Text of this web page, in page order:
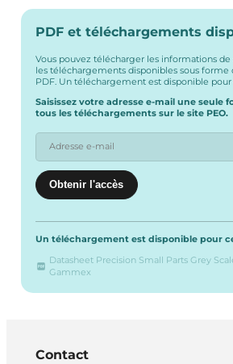
PDF et téléchargements
Vous pouvez télécharger les informations
les téléchargements disponibles sous forme
PDF. Un téléchargement est disponible
Saisissez votre adresse e-mail une seule
tous les téléchargements sur le site PEO.
Un téléchargement est disponible pour
Datasheet Precision Small Parts Grey
Gammex
Contact